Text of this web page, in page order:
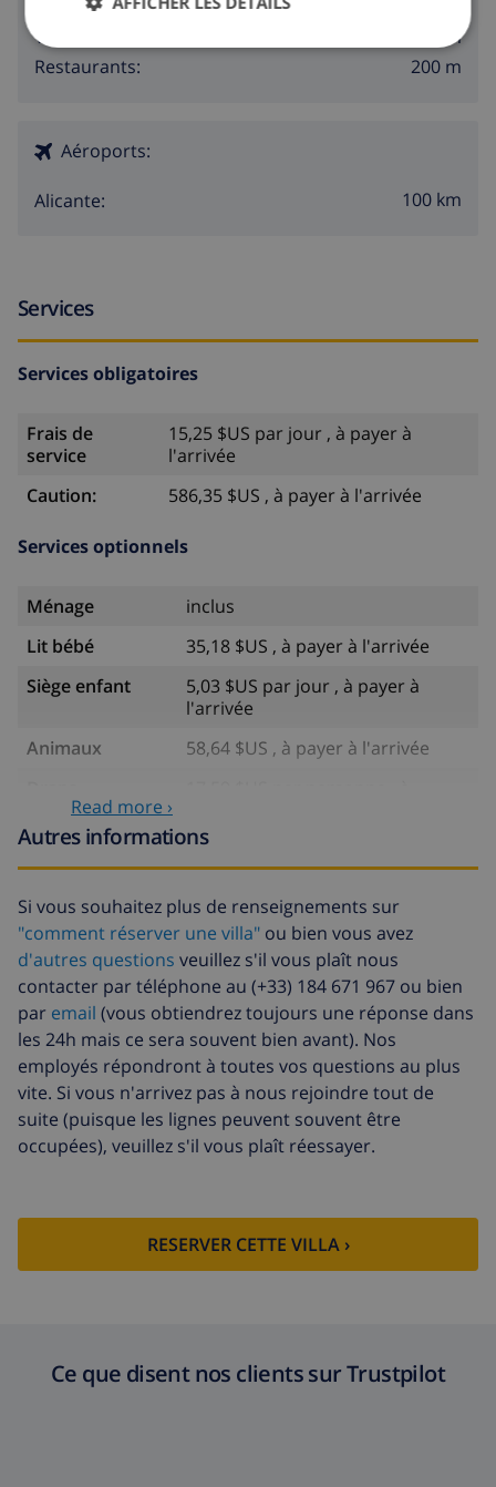
Boutiques:
Vie nocturne:
1000 m
Restaurants:
200 m
Aéroports:
Alicante: 100 km
Services
Services obligatoires
Frais de
service
15,25 $US par jour , à payer à
l'arrivée
Caution:
586,35 $US , à payer à l'arrivée
Services optionnels
Ménage
inclus
Lit bébé
35,18 $US , à payer à l'arrivée
Siège enfant
5,03 $US par jour , à payer à
l'arrivée
Animaux
58,64 $US , à payer à l'arrivée
supplémentaires
Serviettes
supplémentaires
8,80 $US par personne , à payer à
l'arrivée
Départ tardif
113,75 $US
Nettoyage
supplémentaire
basée sur consommation
énergétique (52,77 $US/HOUR)
Fonds
d'annulation:
4.80% du montant total
Read more ›
Autres informations
Si vous souhaitez plus de renseignements sur
"comment réserver une villa" ou bien vous avez
d'autres questions veuillez s'il vous plaît nous
contacter par téléphone au (+33) 184 671 967 ou bien
par email (vous obtiendrez toujours une réponse dans
les 24h mais ce sera souvent bien avant). Nos
employés répondront à toutes vos questions au plus
vite. Si vous n'arrivez pas à nous rejoindre tout de
suite (puisque les lignes peuvent souvent être
occupées), veuillez s'il vous plaît réessayer.
RESERVER CETTE VILLA ›
Ce que disent nos clients sur Trustpilot